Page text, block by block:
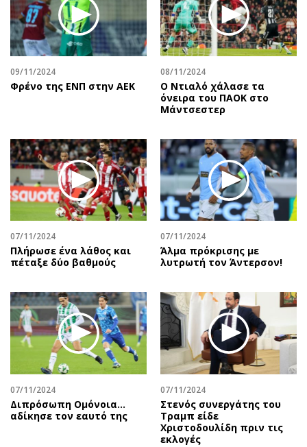
09/11/2024
Φρένο της ΕΝΠ στην ΑΕΚ
08/11/2024
Ο Ντιαλό χάλασε τα
όνειρα του ΠΑΟΚ στο
Μάντσεστερ
07/11/2024
Πλήρωσε ένα λάθος και
πέταξε δύο βαθμούς
07/11/2024
Άλμα πρόκρισης με
λυτρωτή τον Άντερσον!
07/11/2024
Διπρόσωπη Ομόνοια…
αδίκησε τον εαυτό της
07/11/2024
Στενός συνεργάτης του
Τραμπ είδε
Χριστοδουλίδη πριν τις
εκλογές